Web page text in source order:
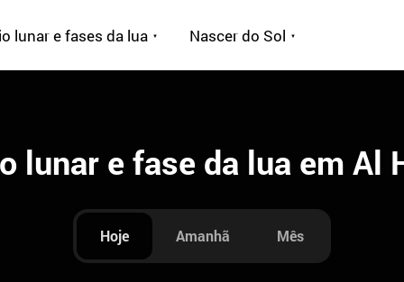
lunar e fases da lua Nascer do Sol
lunar e fase da lua em Al
Hoje Amanhã Mês